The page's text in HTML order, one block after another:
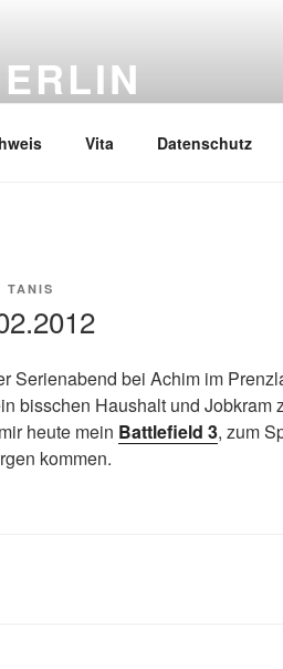
Vita Datenschutz
TANIS
Serienabend bei Achim im
bisschen Haushalt und Jobkram
heute mein Battlefield 3, zum
kommen.